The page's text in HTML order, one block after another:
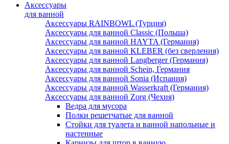
Аксессуары
для ванной
Аксессуары RAINBOWL (Турция)
Аксессуары для ванной Classic (Польша)
Аксессуары для ванной HAYTA (Германия)
Аксессуары для ванной KLEBER (без сверления)
Аксессуары для ванной Langberger (Германия)
Аксессуары для ванной Schein, Германия
Аксессуары для ванной Sonia (Испания)
Аксессуары для ванной Wasserkraft (Германия)
Аксессуары для ванной Zorg (Чехия)
Ведра для мусора
Полки решетчатые для ванной
Стойки для туалета и ванной напольные и
настенные